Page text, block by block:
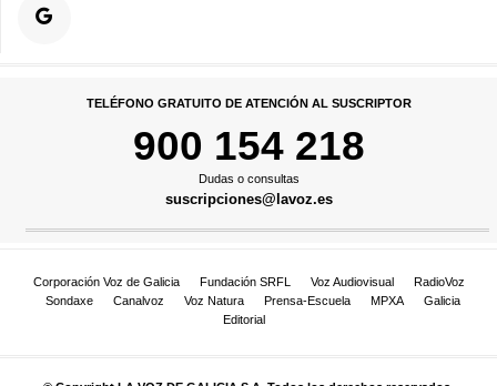
TELÉFONO GRATUITO DE ATENCIÓN AL SUSCRIPTOR
900 154 218
Dudas o consultas
suscripciones@lavoz.es
Corporación Voz de Galicia Fundación SRFL Voz Audiovisual
RadioVoz
Sondaxe
Canalvoz Voz Natura Prensa-Escuela MPXA
Galicia
Editorial